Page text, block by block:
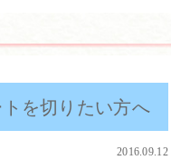
を切りたい方へ
2016.09.12